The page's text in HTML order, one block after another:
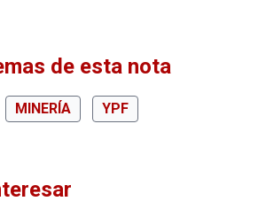
de esta nota
MINERÍA YPF